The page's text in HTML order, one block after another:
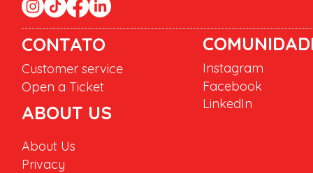
CONTATO
Customer service
Open a Ticket
ABOUT US
Instagram
Facebook
LinkedIn
About Us
Privacy